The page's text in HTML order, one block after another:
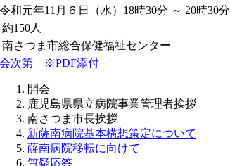
令和元年11月６日（水）18時30分 ～ 20時30分
約150人
南さつま市総合保健福祉センター
会次第 ※PDF添付
開会
鹿児島県県立病院事業管理者挨拶
南さつま市長挨拶
新薩南病院基本構想策定について
薩南病院移転に向けて
質疑応答